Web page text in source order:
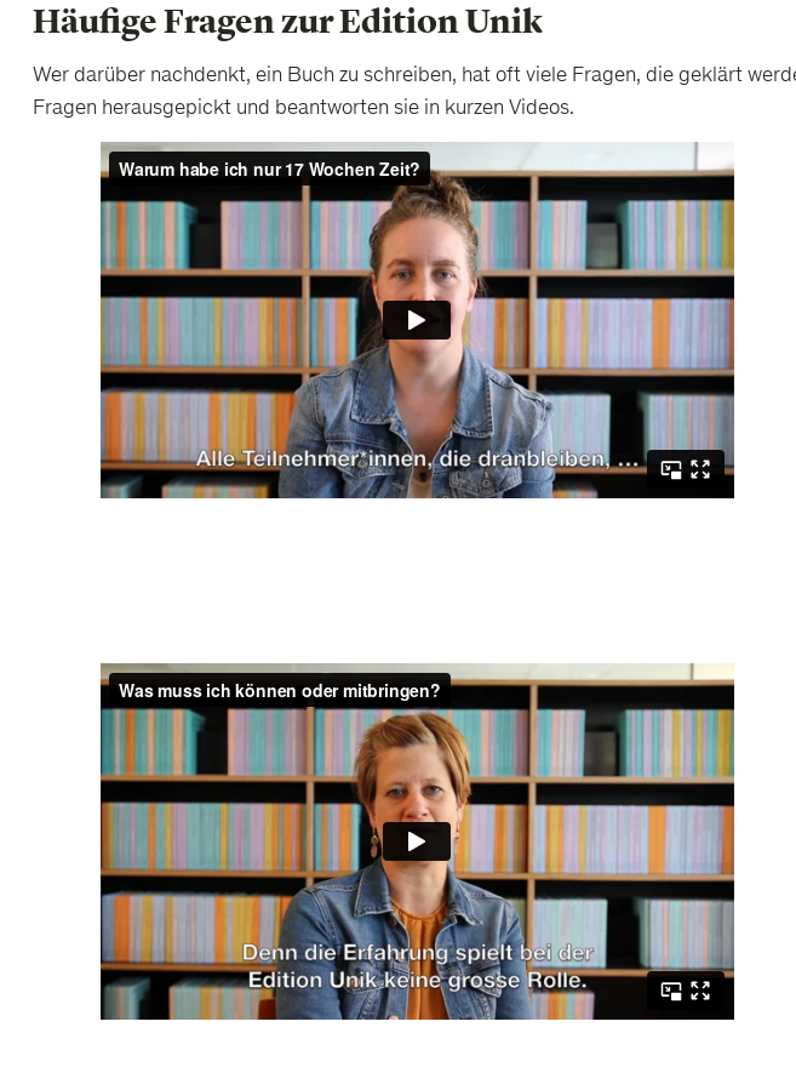
Häufige Fragen zur Edition Unik
Wer darüber nachdenkt, ein Buch zu schreiben, hat oft viele Fragen, die geklärt
Fragen herausgepickt und beantworten sie in kurzen Videos.